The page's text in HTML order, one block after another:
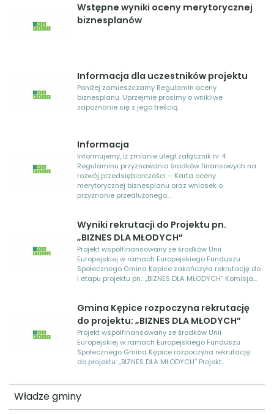
Wstępne wyniki oceny merytorycznej
biznesplanów
Informacja dla uczestników projektu
Poniżej zamieszczamy Regulamin oceny
biznesplanu. Uprzejmie prosimy o wnikliwe
zapoznanie się z jego treścią.
Informacja
Informujemy, iż zmianie uległ załącznik nr 4
Regulaminu przyznawania środków finansowych na
rozwój przedsiębiorczości – Karta oceny
merytorycznej biznesplanu oraz wniosek o
przyznanie przedłużonego...
Wyniki rekrutacji do Projektu pn.
„BIZNES DLA MŁODYCH”
Projekt współfinansowany ze środków Unii
Europejskiej w ramach Europejskiego Funduszu
Społecznego Gmina Kępice zakończyła rekrutację do
I etapu projektu pn.: „BIZNES DLA MŁODYCH” Komisja...
Gmina Kępice rozpoczyna rekrutację
do projektu: „BIZNES DLA MŁODYCH”
Projekt współfinansowany ze środków Unii
Europejskiej w ramach Europejskiego Funduszu
Społecznego Gmina Kępice rozpoczyna rekrutację
do projektu: „BIZNES DLA MŁODYCH” Projekt...
Władze gminy